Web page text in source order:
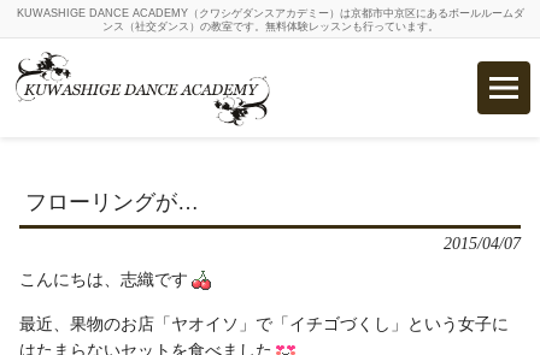
KUWASHIGE DANCE ACADEMY（クワシゲダンスアカデミー）は京都市中京区にあるボールルームダ
ンス（社交ダンス）の教室です。無料体験レッスンも行っています。
フローリングが…
2015/04/07
こんにちは、志織です
最近、果物のお店「ヤオイソ」で「イチゴづくし」という女子に
はたまらないセットを食べました